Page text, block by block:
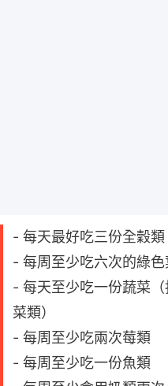
- 每天最好吃三份全穀類
- 每周至少吃六次的綠色
- 每天至少吃一份蔬菜
菜類）
- 每周至少吃兩次莓類
- 每周至少吃一份魚類